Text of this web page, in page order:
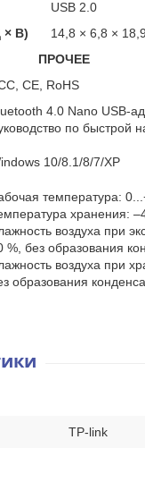
USB 2.0
× В)
14,8 × 6,8 ×
ПРОЧЕЕ
CE, RoHS
4.0 Nano USB-
по быстрой
10/8.1/8/7/XP
температура:
хранения:
воздуха при
%, без образования
воздуха при
образования
TP-link